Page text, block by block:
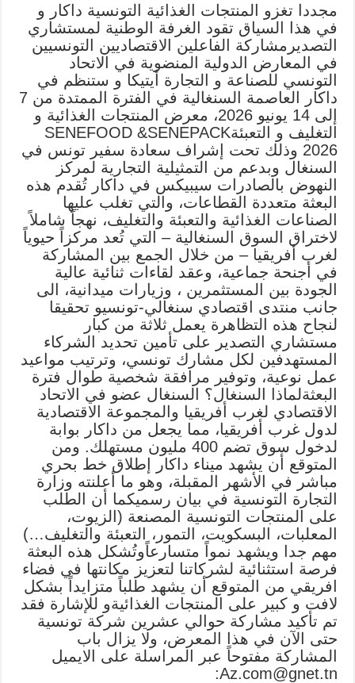
مجددا تغزو المنتجات الغذائية التونسية داكار و
في هذا السياق تقود الغرفة الوطنية لمستشاري
التصديرمشاركة الفاعلين الاقتصاديين التونسيين
في المعارض الدولية المنضوية في الاتحاد
التونسي للصناعة و التجارة أيتيكا و ستنظم في
داكار العاصمة السنغالية في الفترة الممتدة من 7
إلى 14 يونيو 2026، معرض المنتجات الغذائية و
التغليف و التعبئةSENEFOOD &SENEPACK
2026 وذلك تحت إشراف سعادة سفير تونس في
السنغال وبدعم من التمثيلية التجارية لمركز
النهوض بالصادرات سيبيكس في داكار تُقدم هذه
البعثة متعددة القطاعات، والتي تغلب عليها
الصناعات الغذائية والتعبئة والتغليف، نهجاً شاملاً
لاختراق السوق السنغالية – التي تُعد مركزاً حيوياً
لغرب أفريقيا – من خلال الجمع بين المشاركة
في أجنحة جماعية، وعقد لقاءات ثنائية عالية
الجودة بين المستثمرين ، وزيارات ميدانية، الى
جانب منتدى اقتصادي سنغالي-تونسيو تحقيقا
لنجاح هذه التظاهرة يعمل ثلاثة من كبار
مستشاري التصدير على تأمين تحديد الشركاء
المستهدفين لكل مشارك تونسي، وترتيب مواعيد
عمل نوعية، وتوفير مرافقة شخصية طوال فترة
البعثةلماذا السنغال؟ السنغال عضو في الاتحاد
الاقتصادي لغرب أفريقيا والمجموعة الاقتصادية
لدول غرب أفريقيا، مما يجعل من داكار بوابة
لدخول سوق تضم 400 مليون مستهلك. ومن
المتوقع أن يشهد ميناء داكار إطلاق خط بحري
مباشر في الأشهر المقبلة، وهو ما أعلنته وزارة
التجارة التونسية في بيان رسميكما أن الطلب
على المنتجات التونسية المصنعة (الزيوت،
المعلبات، البسكويت، التمور، التعبئة والتغليف…)
مهم جدا ويشهد نمواً متسارعاًوتُشكل هذه البعثة
فرصة استثنائية لشركاتنا لتعزيز مكانتها في فضاء
افريقي من المتوقع أن يشهد طلباً متزايداً بشكل
لافت و كبير على المنتجات الغذائيةو للإشارة فقد
تم تأكيد مشاركة حوالي عشرين شركة تونسية
حتى الآن في هذا المعرض، ولا يزال باب
المشاركة مفتوحاً عبر المراسلة على الايميل
Az.com@gnet.tn: